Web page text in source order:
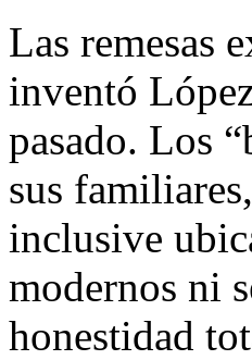
Las remesas
inventó
pasado. Los
sus
inclusive
modernos ni
honestidad